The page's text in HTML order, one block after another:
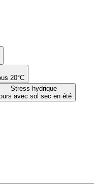
20°C
Stress hydrique
avec sol sec en été